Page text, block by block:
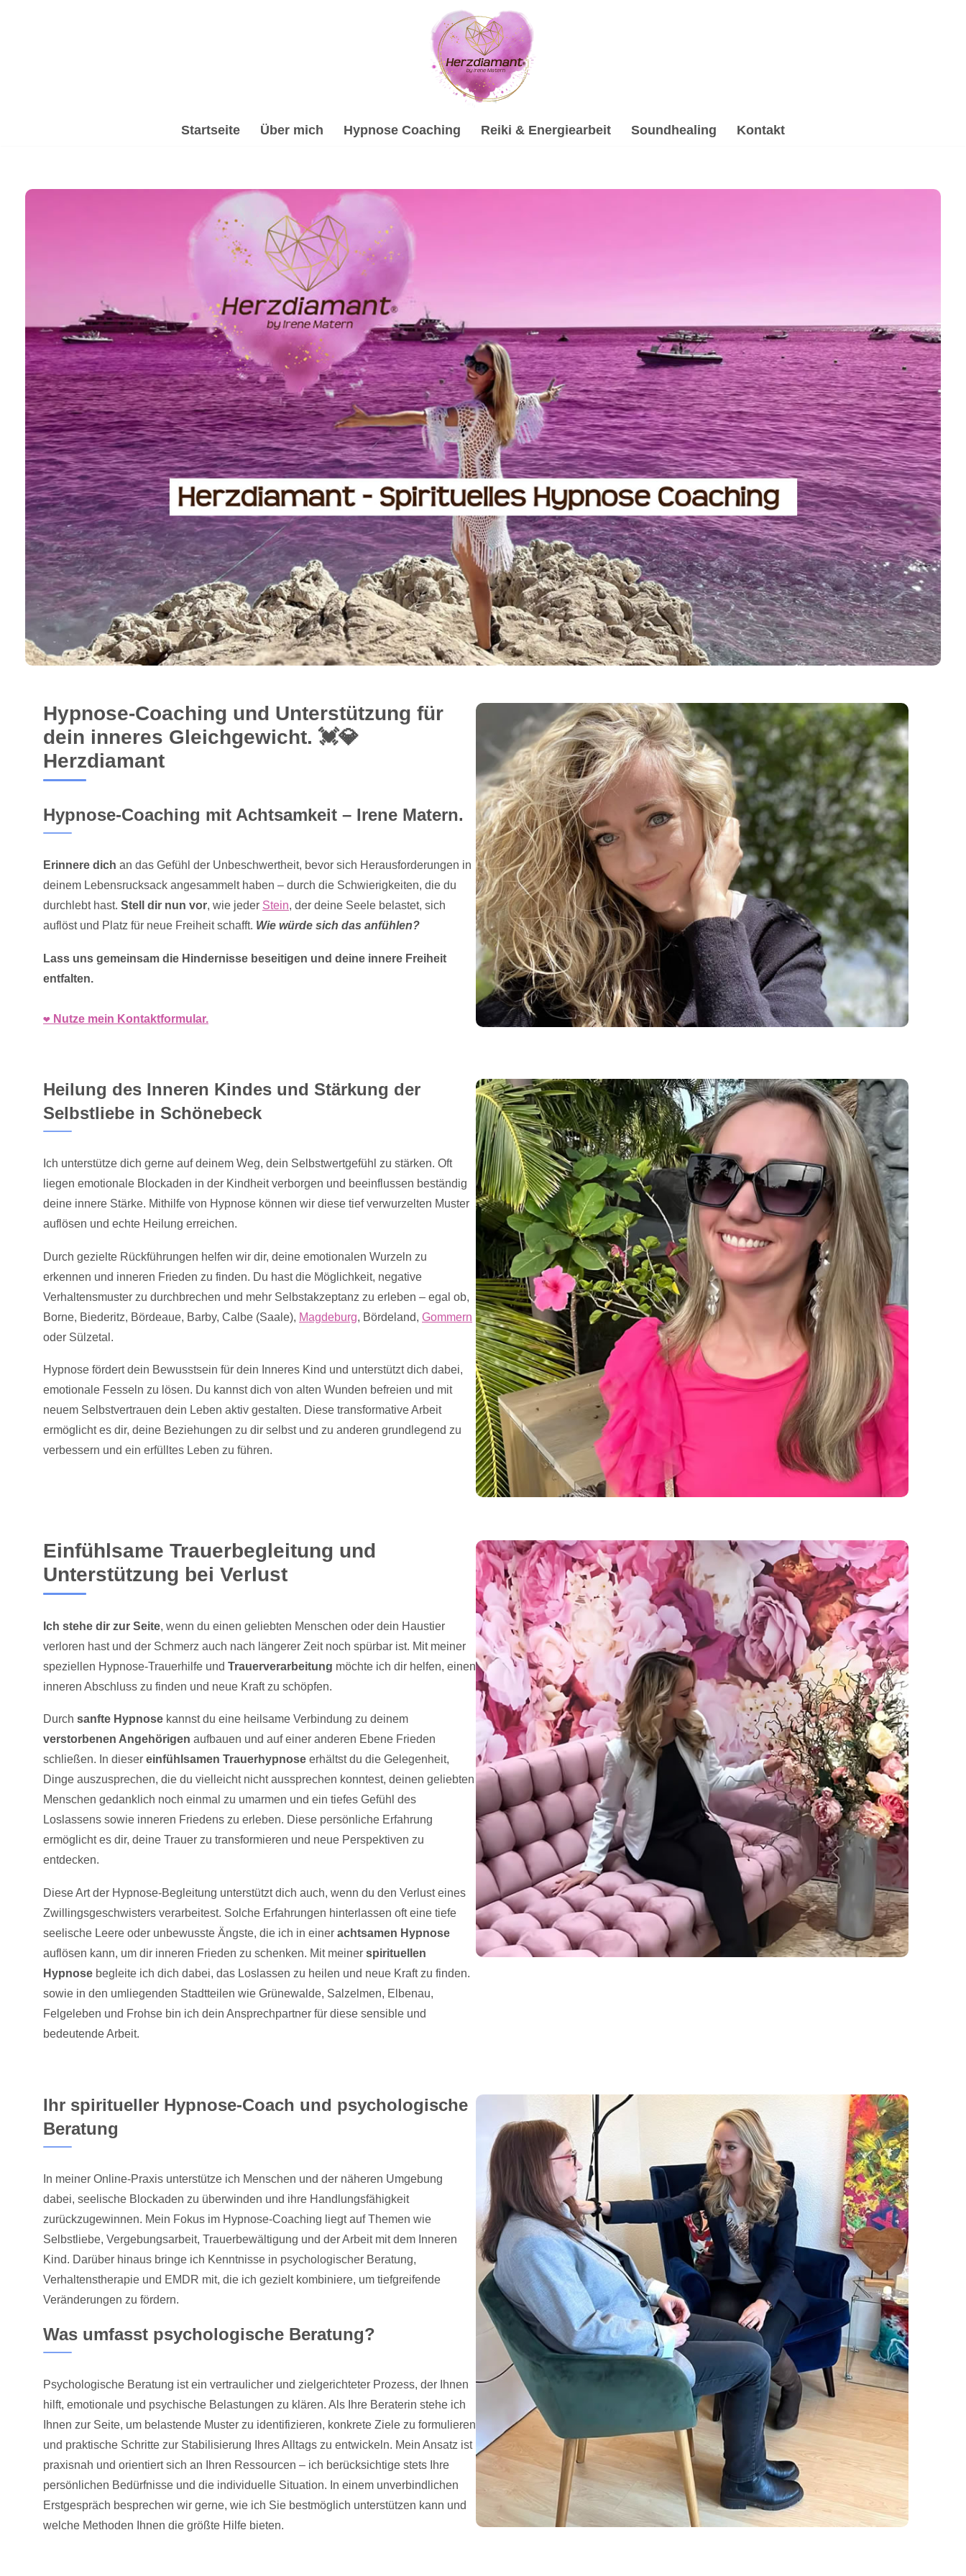
Startseite Über mich Hypnose Coaching Reiki & Energiearbeit Soundhealing Kontakt
Hypnose-Coaching und Unterstützung für
dein inneres Gleichgewicht. 💓️💎
Herzdiamant
Hypnose-Coaching mit Achtsamkeit – Irene Matern.
Erinnere dich an das Gefühl der Unbeschwertheit, bevor sich Herausforderungen in
deinem Lebensrucksack angesammelt haben – durch die Schwierigkeiten, die du
durchlebt hast. Stell dir nun vor, wie jeder Stein, der deine Seele belastet, sich
auflöst und Platz für neue Freiheit schafft. Wie würde sich das anfühlen?
Lass uns gemeinsam die Hindernisse beseitigen und deine innere Freiheit
entfalten.
❤️ Nutze mein Kontaktformular.
Heilung des Inneren Kindes und Stärkung der
Selbstliebe in Schönebeck
Ich unterstütze dich gerne auf deinem Weg, dein Selbstwertgefühl zu stärken. Oft
liegen emotionale Blockaden in der Kindheit verborgen und beeinflussen beständig
deine innere Stärke. Mithilfe von Hypnose können wir diese tief verwurzelten Muster
auflösen und echte Heilung erreichen.
Durch gezielte Rückführungen helfen wir dir, deine emotionalen Wurzeln zu
erkennen und inneren Frieden zu finden. Du hast die Möglichkeit, negative
Verhaltensmuster zu durchbrechen und mehr Selbstakzeptanz zu erleben – egal ob,
Borne, Biederitz, Bördeaue, Barby, Calbe (Saale), Magdeburg, Bördeland, Gommern
oder Sülzetal.
Hypnose fördert dein Bewusstsein für dein Inneres Kind und unterstützt dich dabei,
emotionale Fesseln zu lösen. Du kannst dich von alten Wunden befreien und mit
neuem Selbstvertrauen dein Leben aktiv gestalten. Diese transformative Arbeit
ermöglicht es dir, deine Beziehungen zu dir selbst und zu anderen grundlegend zu
verbessern und ein erfülltes Leben zu führen.
Einfühlsame Trauerbegleitung und
Unterstützung bei Verlust
Ich stehe dir zur Seite, wenn du einen geliebten Menschen oder dein Haustier
verloren hast und der Schmerz auch nach längerer Zeit noch spürbar ist. Mit meiner
speziellen Hypnose-Trauerhilfe und Trauerverarbeitung möchte ich dir helfen, einen
inneren Abschluss zu finden und neue Kraft zu schöpfen.
Durch sanfte Hypnose kannst du eine heilsame Verbindung zu deinem
verstorbenen Angehörigen aufbauen und auf einer anderen Ebene Frieden
schließen. In dieser einfühlsamen Trauerhypnose erhältst du die Gelegenheit,
Dinge auszusprechen, die du vielleicht nicht aussprechen konntest, deinen geliebten
Menschen gedanklich noch einmal zu umarmen und ein tiefes Gefühl des
Loslassens sowie inneren Friedens zu erleben. Diese persönliche Erfahrung
ermöglicht es dir, deine Trauer zu transformieren und neue Perspektiven zu
entdecken.
Diese Art der Hypnose-Begleitung unterstützt dich auch, wenn du den Verlust eines
Zwillingsgeschwisters verarbeitest. Solche Erfahrungen hinterlassen oft eine tiefe
seelische Leere oder unbewusste Ängste, die ich in einer achtsamen Hypnose
auflösen kann, um dir inneren Frieden zu schenken. Mit meiner spirituellen
Hypnose begleite ich dich dabei, das Loslassen zu heilen und neue Kraft zu finden.
sowie in den umliegenden Stadtteilen wie Grünewalde, Salzelmen, Elbenau,
Felgeleben und Frohse bin ich dein Ansprechpartner für diese sensible und
bedeutende Arbeit.
Ihr spiritueller Hypnose-Coach und psychologische
Beratung
In meiner Online-Praxis unterstütze ich Menschen und der näheren Umgebung
dabei, seelische Blockaden zu überwinden und ihre Handlungsfähigkeit
zurückzugewinnen. Mein Fokus im Hypnose-Coaching liegt auf Themen wie
Selbstliebe, Vergebungsarbeit, Trauerbewältigung und der Arbeit mit dem Inneren
Kind. Darüber hinaus bringe ich Kenntnisse in psychologischer Beratung,
Verhaltenstherapie und EMDR mit, die ich gezielt kombiniere, um tiefgreifende
Veränderungen zu fördern.
Was umfasst psychologische Beratung?
Psychologische Beratung ist ein vertraulicher und zielgerichteter Prozess, der Ihnen
hilft, emotionale und psychische Belastungen zu klären. Als Ihre Beraterin stehe ich
Ihnen zur Seite, um belastende Muster zu identifizieren, konkrete Ziele zu formulieren
und praktische Schritte zur Stabilisierung Ihres Alltags zu entwickeln. Mein Ansatz ist
praxisnah und orientiert sich an Ihren Ressourcen – ich berücksichtige stets Ihre
persönlichen Bedürfnisse und die individuelle Situation. In einem unverbindlichen
Erstgespräch besprechen wir gerne, wie ich Sie bestmöglich unterstützen kann und
welche Methoden Ihnen die größte Hilfe bieten.